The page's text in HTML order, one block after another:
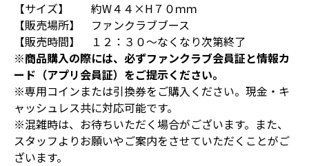
【サイズ】 約W４４×H７０ｍｍ
【販売場所】 ファンクラブブース
【販売時間】 １２：３０～なくなり次第終了
※商品購入の際には、必ずファンクラブ会員証と情報カ
ード（アプリ会員証）をご提示ください。
※専用コインまたは引換券をご購入ください。現金・キ
ャッシュレス共に対応可能です。
※混雑時は、お待ちいただく場合がございます。また、
スタッフよりお願いやご案内をさせていただくことがご
ざいます。